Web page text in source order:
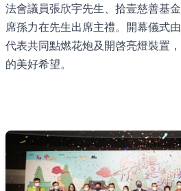
法會議員張欣宇先生、拾壹慈善基
席孫力在先生出席主禮。開幕儀式
代表共同點燃花炮及開啓亮燈裝置
的美好希望。